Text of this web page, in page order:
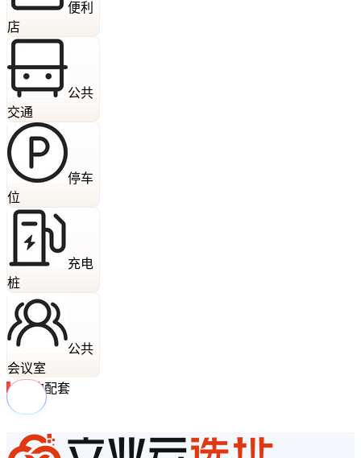
便利
店
公共
交通
停车
位
充电
桩
公共
会议室
周边配套